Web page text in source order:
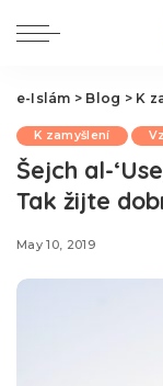
e-Islám > Blog > K
K zamyšlení
Šejch al-
Tak žijte
May 10, 2019